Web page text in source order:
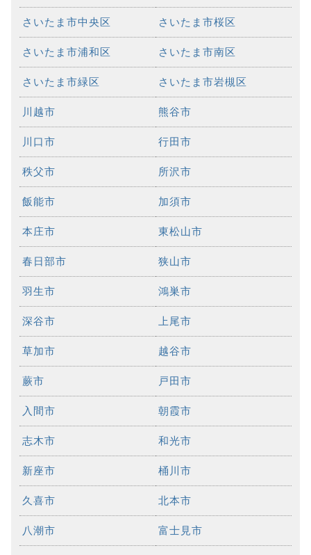
さいたま市中央区 さいたま市桜区
さいたま市浦和区 さいたま市南区
さいたま市緑区 さいたま市岩槻区
川越市 熊谷市
川口市 行田市
秩父市 所沢市
飯能市 加須市
本庄市 東松山市
春日部市 狭山市
羽生市 鴻巣市
深谷市 上尾市
草加市 越谷市
蕨市 戸田市
入間市 朝霞市
志木市 和光市
新座市 桶川市
久喜市 北本市
八潮市 富士見市